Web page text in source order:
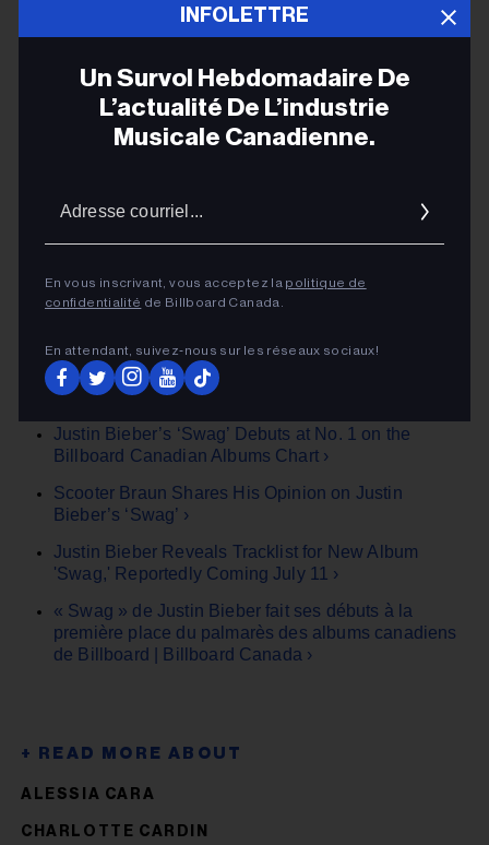
New & Upcoming Canadian Album Releases:
Justin Bieber's New Album 'Swag' Is Here ›
Justin Bieber’s ‘Swag’ Debuts at No. 1 on the
Billboard Canadian Albums Chart ›
Scooter Braun Shares His Opinion on Justin
Bieber’s ‘Swag’ ›
Justin Bieber Reveals Tracklist for New Album
'Swag,' Reportedly Coming July 11 ›
« Swag » de Justin Bieber fait ses débuts à la
première place du palmarès des albums canadiens
de Billboard | Billboard Canada ›
ALESSIA CARA
CHARLOTTE CARDIN
INFOLETTRE
Un Survol Hebdomadaire De
L’actualité De L’industrie
Musicale Canadienne.
En vous inscrivant, vous acceptez la politique de
confidentialité de Billboard Canada.
En attendant, suivez‑nous sur les réseaux sociaux!